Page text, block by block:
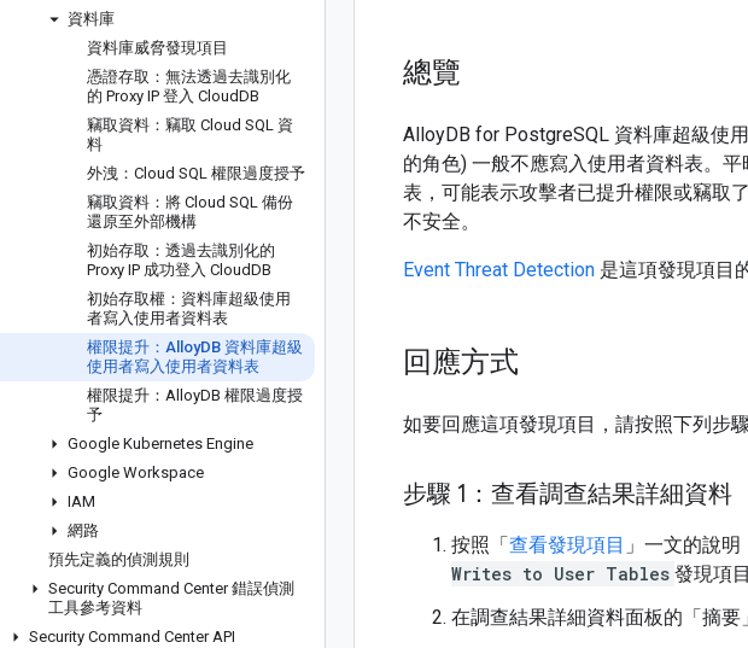
資料庫
資料庫威脅發現項目
憑證存取：無法透過去識別化
的 Proxy IP 登入 CloudDB
竊取資料：竊取 Cloud SQL 資
料
外洩：Cloud SQL 權限過度授予
竊取資料：將 Cloud SQL 備份
還原至外部機構
初始存取：透過去識別化的
Proxy IP 成功登入 CloudDB
初始存取權：資料庫超級使用
者寫入使用者資料表
權限提升：AlloyDB 資料庫超級
使用者寫入使用者資料表
權限提升：AlloyDB 權限過度授
予
Google Kubernetes Engine
Google Workspace
IAM
網路
預先定義的偵測規則
Security Command Center 錯誤偵測
工具參考資料
Security Command Center API
總覽
AlloyDB for PostgreSQL 資料庫超級使
的角色) 一般不應寫入使用者資料表。
表，可能表示攻擊者已提升權限或竊取
不安全。
Event Threat Detection 是這項發現項目
回應方式
如要回應這項發現項目，請按照下列步驟
步驟 1：查看調查結果詳細資料
按照「查看發現項目 」一文的說明
Writes to User Tables 發現項目
在調查結果詳細資料面板的「摘要」